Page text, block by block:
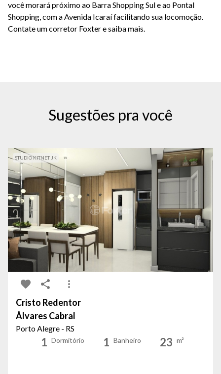
você morará próximo ao Barra Shopping Sul e ao Pontal
Shopping, com a Avenida Icaraí facilitando sua locomoção.
Contate um corretor Foxter e saiba mais.
Sugestões pra você
STUDIO KITNET JK
Cristo Redentor
Álvares Cabral
Porto Alegre - RS
1 Dormitório 1 Banheiro 23 m²